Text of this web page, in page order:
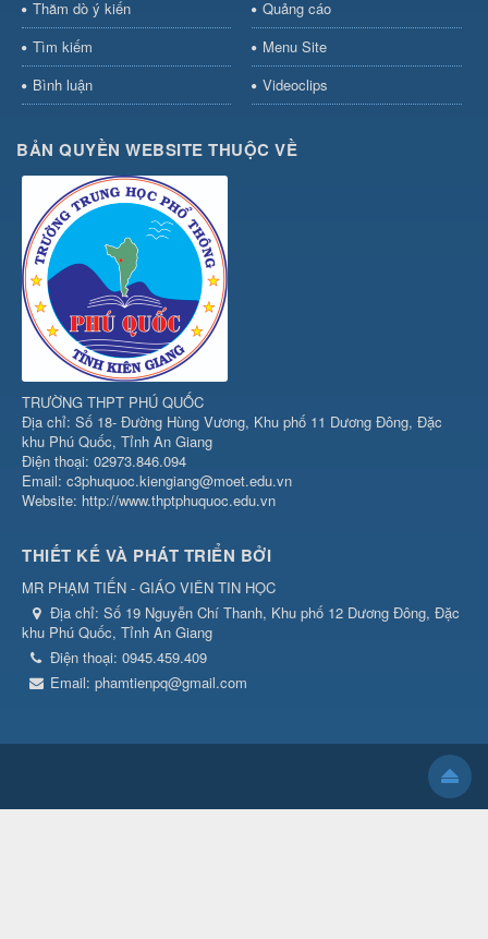
Thăm dò ý kiến
Quảng cáo
Tìm kiếm
Menu Site
Bình luận
Videoclips
BẢN QUYỀN WEBSITE THUỘC VỀ
TRƯỜNG THPT PHÚ QUỐC
Địa chỉ: Số 18- Đường Hùng Vương, Khu phố 11 Dương Đông, Đặc
khu Phú Quốc, Tỉnh An Giang
Điện thoại: 02973.846.094
Email: c3phuquoc.kiengiang@moet.edu.vn
Website: http://www.thptphuquoc.edu.vn
THIẾT KẾ VÀ PHÁT TRIỂN BỞI
MR PHẠM TIẾN - GIÁO VIÊN TIN HỌC
Địa chỉ: Số 19 Nguyễn Chí Thanh, Khu phố 12 Dương Đông, Đặc
khu Phú Quốc, Tỉnh An Giang
Điện thoại: 0945.459.409
Email: phamtienpq@gmail.com